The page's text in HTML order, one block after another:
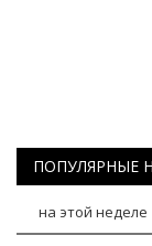
ПОПУЛЯРНЫЕ
на этой неделе